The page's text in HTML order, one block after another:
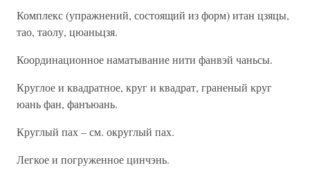
Комплекс (упражнений, состоящий из форм) итан цзяцы,
тао, таолу, цюаньцзя.
Координационное наматывание нити фанвэй чаньсы.
Круглое и квадратное, круг и квадрат, граненый круг
юань фан, фанъюань.
Круглый пах – см. округлый пах.
Легкое и погруженное цинчэнь.